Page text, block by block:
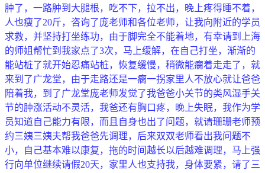
肿了，一路肿到大腿根，吃不下，拉不出，晚上疼得睡不着，
人也瘦了20斤，咨询了庞老师和各位老师，让我向附近的学员
求救，并坚持打坐练功，由于脚完全不能着地，有幸请到上海
的师姐帮忙到我家点了3次，马上缓解，在自己打坐，渐渐的
能站桩了就开始忍痛站桩，恢复缓慢，稍微能瘸着走走了，就
来到了广龙堂，由于走路还是一瘸一拐家里人不放心就让爸爸
陪着我，到了广龙堂庞老师发觉了我爸爸小关节的类风湿手关
节的肿涨活动不灵活，我爸还有胸口疼，晚上失眠，我作为学
员知道自己能力有限，而且自身也出了问题，就请珊珊老师预
约三姨三姨夫帮我爸爸先调理，后来双双老师看出我问题不
小，自己基本难以康复，拖的时间越长以后越难调理，马上强
行向单位继续请假20天，家里人也支持我，身体要紧，请了三